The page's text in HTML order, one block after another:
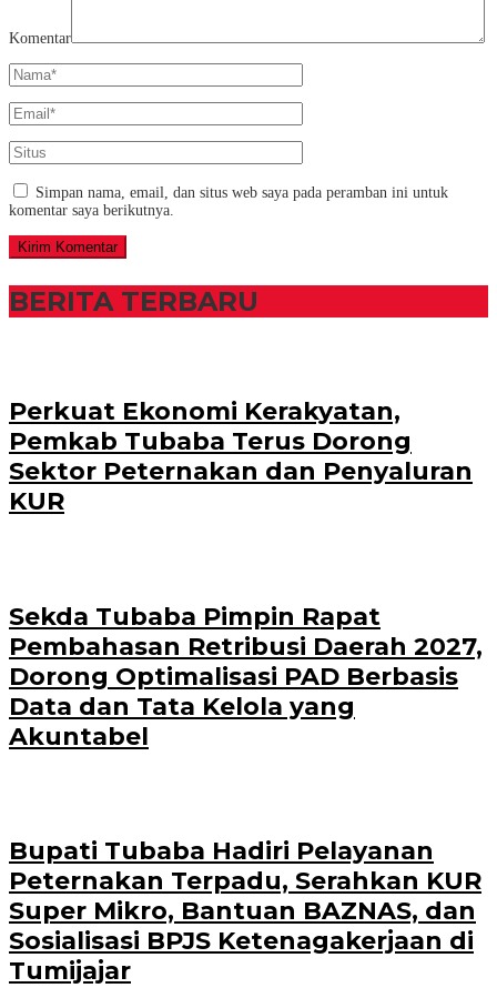
Komentar
Simpan nama, email, dan situs web saya pada peramban ini untuk
komentar saya berikutnya.
BERITA TERBARU
Perkuat Ekonomi Kerakyatan,
Pemkab Tubaba Terus Dorong
Sektor Peternakan dan Penyaluran
KUR
Sekda Tubaba Pimpin Rapat
Pembahasan Retribusi Daerah 2027,
Dorong Optimalisasi PAD Berbasis
Data dan Tata Kelola yang
Akuntabel
Bupati Tubaba Hadiri Pelayanan
Peternakan Terpadu, Serahkan KUR
Super Mikro, Bantuan BAZNAS, dan
Sosialisasi BPJS Ketenagakerjaan di
Tumijajar